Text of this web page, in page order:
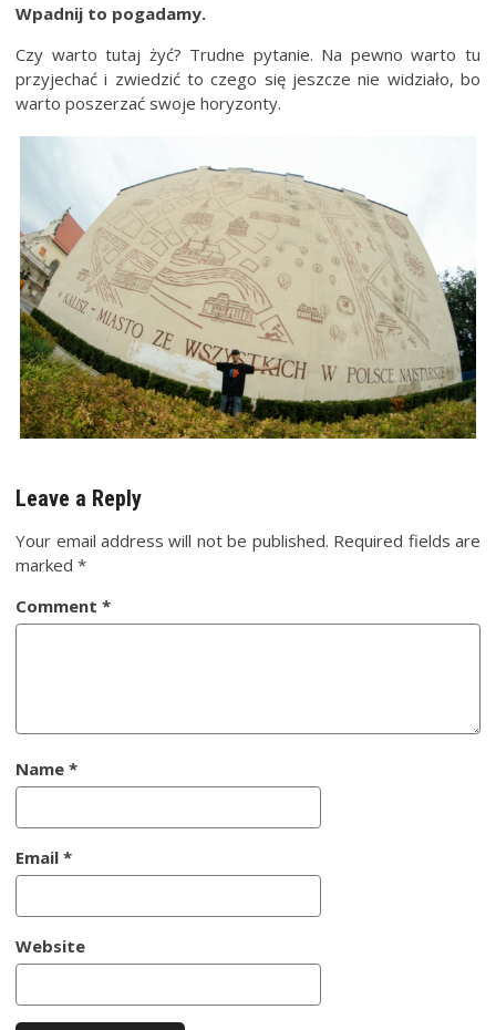
Wpadnij to pogadamy.
Czy warto tutaj żyć? Trudne pytanie. Na pewno warto tu
przyjechać i zwiedzić to czego się jeszcze nie widziało, bo
warto poszerzać swoje horyzonty.
Leave a Reply
Your email address will not be published. Required fields are
marked*
Comment*
Name*
Email*
Website